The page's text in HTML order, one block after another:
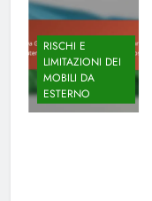
RISCHI E
LIMITAZIONI DEI
MOBILI DA
ESTERNO